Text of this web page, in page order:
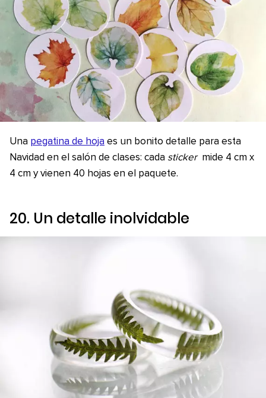
Una pegatina de hoja es un bonito detalle para esta
Navidad en el salón de clases: cada sticker mide 4 cm x
4 cm y vienen 40 hojas en el paquete.
20. Un detalle inolvidable